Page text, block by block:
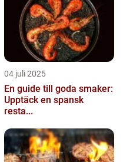
04 juli 2025
En guide till goda smaker:
Upptäck en spansk
resta...